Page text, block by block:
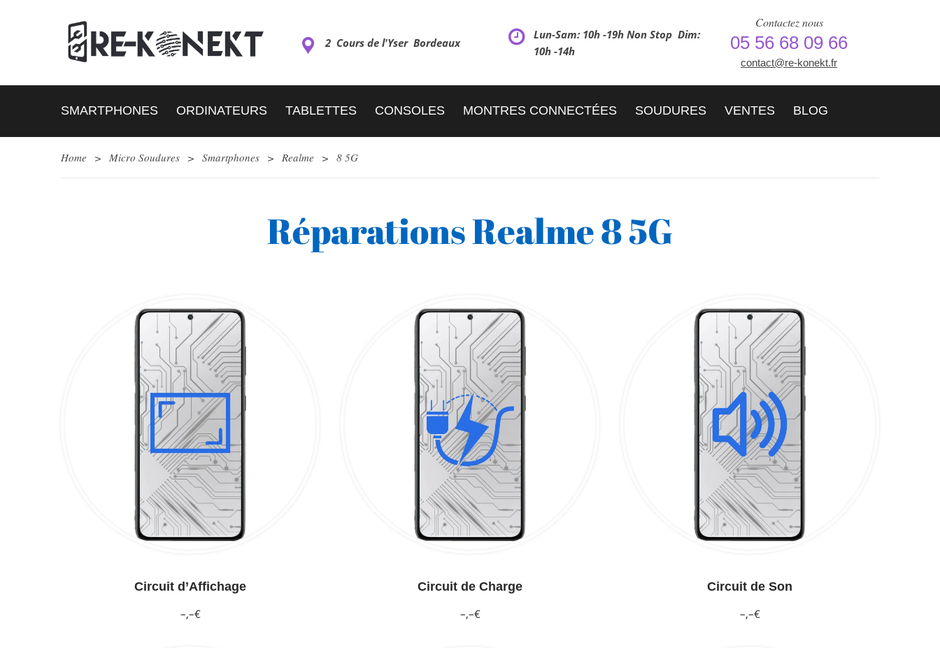
2 Cours de l'Yser Bordeaux
Lun-Sam: 10h -19h Non Stop Dim:
10h -14h
Contactez nous
05 56 68 09 66
contact@re-konekt.fr
SMARTPHONES ORDINATEURS TABLETTES CONSOLES MONTRES CONNECTÉES SOUDURES VENTES BLOG
Home > Micro Soudures > Smartphones > Realme > 8 5G
Réparations Realme 8 5G
Circuit d’Affichage
–,–€
Circuit de Charge
–,–€
Circuit de Son
–,–€